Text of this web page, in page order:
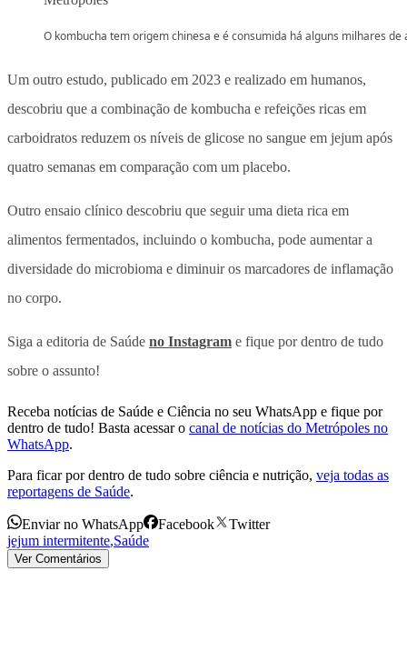
O kombucha tem origem chinesa e é consumida há alguns milhares de
Um outro estudo, publicado em 2023 e realizado em humanos,
descobriu que a combinação de kombucha e refeições ricas em
carboidratos reduzem os níveis de glicose no sangue em jejum após
quatro semanas em comparação com um placebo.
Outro ensaio clínico descobriu que seguir uma dieta rica em
alimentos fermentados, incluindo o kombucha, pode aumentar a
diversidade do microbioma e diminuir os marcadores de inflamação
no corpo.
Siga a editoria de Saúde no Instagram e fique por dentro de tudo
sobre o assunto!
Receba notícias de Saúde e Ciência no seu WhatsApp e fique por
dentro de tudo! Basta acessar o canal de notícias do Metrópoles no
WhatsApp.
Para ficar por dentro de tudo sobre ciência e nutrição, veja todas as
reportagens de Saúde.
Enviar no WhatsApp Facebook
Twitter
jejum intermitente,Saúde
Ver Comentários